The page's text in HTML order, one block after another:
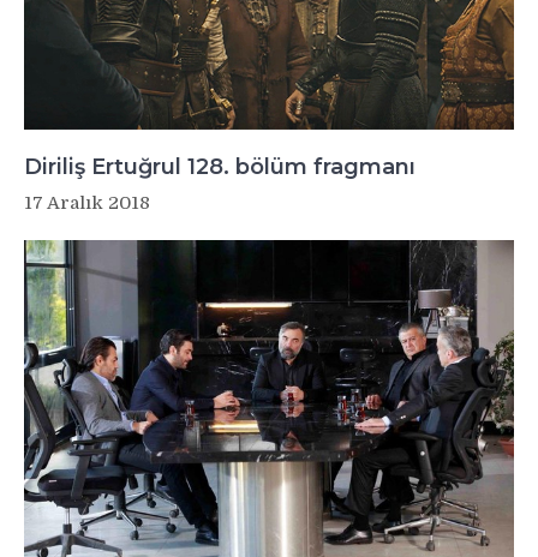
Diriliş Ertuğrul 128. bölüm fragmanı
17 Aralık 2018